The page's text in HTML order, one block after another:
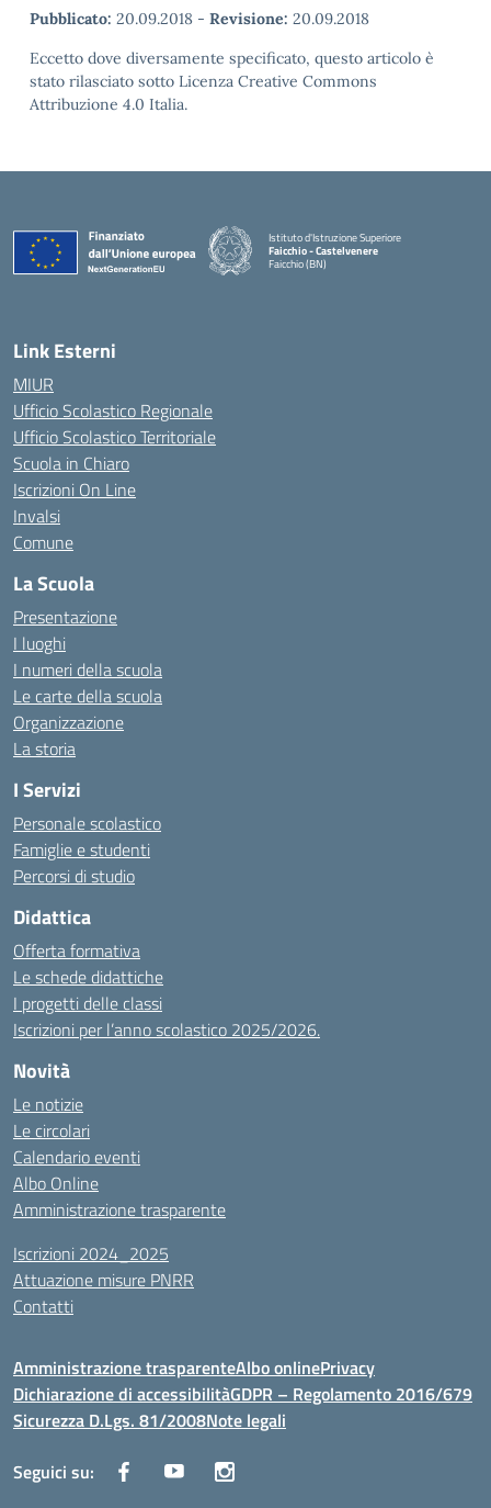
Pubblicato: 20.09.2018 - Revisione: 20.09.2018
Eccetto dove diversamente specificato, questo articolo è
stato rilasciato sotto Licenza Creative Commons
Attribuzione 4.0 Italia.
Istituto d'Istruzione Superiore
Faicchio - Castelvenere
Faicchio (BN)
Link Esterni
MIUR
Ufficio Scolastico Regionale
Ufficio Scolastico Territoriale
Scuola in Chiaro
Iscrizioni On Line
Invalsi
Comune
La Scuola
Presentazione
I luoghi
I numeri della scuola
Le carte della scuola
Organizzazione
La storia
I Servizi
Personale scolastico
Famiglie e studenti
Percorsi di studio
Didattica
Offerta formativa
Le schede didattiche
I progetti delle classi
Iscrizioni per l’anno scolastico 2025/2026.
Novità
Le notizie
Le circolari
Calendario eventi
Albo Online
Amministrazione trasparente
Iscrizioni 2024_2025
Attuazione misure PNRR
Contatti
Amministrazione trasparenteAlbo onlinePrivacy
Dichiarazione di accessibilitàGDPR – Regolamento 2016/679
Sicurezza D.Lgs. 81/2008Note legali
Seguici su: